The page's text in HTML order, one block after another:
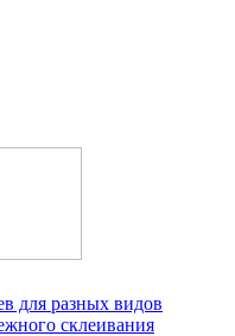
для разных видов
склеивания